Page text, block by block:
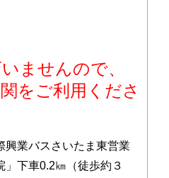
ませんので、
をご利用くださ
業バスさいたま東営業
」下車0.2㎞（徒歩約３